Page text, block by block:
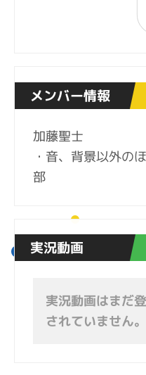
メンバー情報
加藤聖士
・音、背景以外の
部
実況動画
実況動画はまだ
されていません。